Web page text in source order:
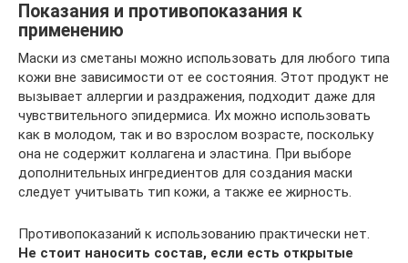
Показания и противопоказания к
применению
Маски из сметаны можно использовать для любого типа
кожи вне зависимости от ее состояния. Этот продукт не
вызывает аллергии и раздражения, подходит даже для
чувствительного эпидермиса. Их можно использовать
как в молодом, так и во взрослом возрасте, поскольку
она не содержит коллагена и эластина. При выборе
дополнительных ингредиентов для создания маски
следует учитывать тип кожи, а также ее жирность.
Противопоказаний к использованию практически нет.
Не стоит наносить состав, если есть открытые